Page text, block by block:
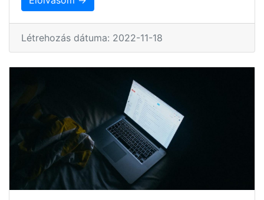
Létrehozás dátuma: 2022-11-18